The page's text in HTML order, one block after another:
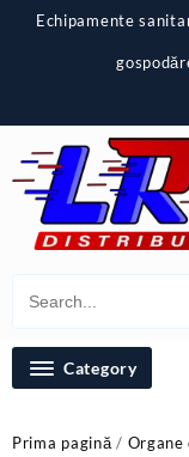
Echipamente
Category
Prima pagină/ Organe